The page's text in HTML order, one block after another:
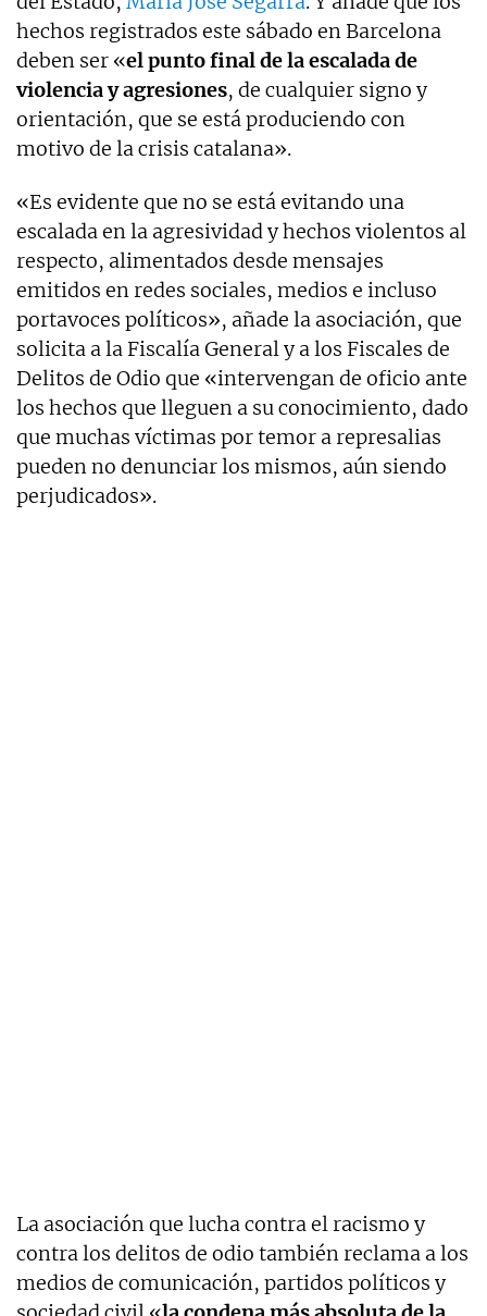
hechos registrados este sábado en Barcelona
deben ser «el punto final de la escalada de
violencia y agresiones, de cualquier signo y
orientación, que se está produciendo con
motivo de la crisis catalana».
«Es evidente que no se está evitando una
escalada en la agresividad y hechos violentos al
respecto, alimentados desde mensajes
emitidos en redes sociales, medios e incluso
portavoces políticos», añade la asociación, que
solicita a la Fiscalía General y a los Fiscales de
Delitos de Odio que «intervengan de oficio ante
los hechos que lleguen a su conocimiento, dado
que muchas víctimas por temor a represalias
pueden no denunciar los mismos, aún siendo
perjudicados».
La asociación que lucha contra el racismo y
contra los delitos de odio también reclama a los
medios de comunicación, partidos políticos y